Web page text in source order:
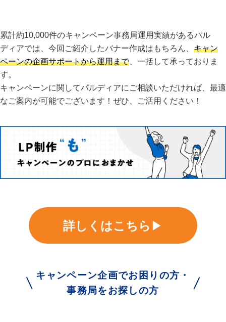
累計約10,000件のキャンペーン事務局運用実績があるパル
ディアでは、今回ご紹介したバナー作成はもちろん、 キャン
ペーンの企画サポートから運用まで、一括して承っておりま
す。
キャンペーンに関してパルディアにご相談いただければ、最適
なご案内が可能でございます！ぜひ、ご活用ください！
詳しくはこちら ▶
キャンペーン企画でお困りの方・
事務局をお探しの方